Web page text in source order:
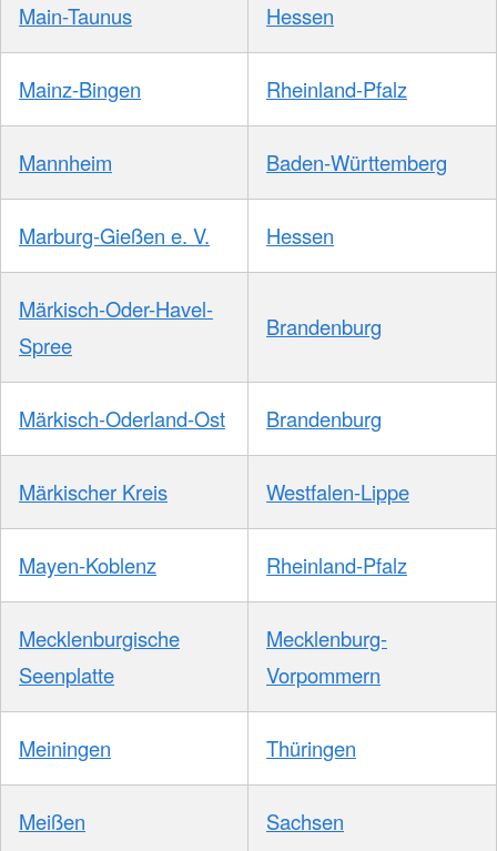
Main-Taunus Hessen
Mainz-Bingen Rheinland-Pfalz
Mannheim Baden-Württemberg
Marburg-Gießen e. V. Hessen
Märkisch-Oder-Havel-
Spree
Brandenburg
Märkisch-Oderland-Ost Brandenburg
Märkischer Kreis Westfalen-Lippe
Mayen-Koblenz Rheinland-Pfalz
Mecklenburgische
Seenplatte
Mecklenburg-
Vorpommern
Meiningen Thüringen
Meißen Sachsen